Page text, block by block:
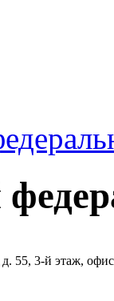
55, 3-й этаж,